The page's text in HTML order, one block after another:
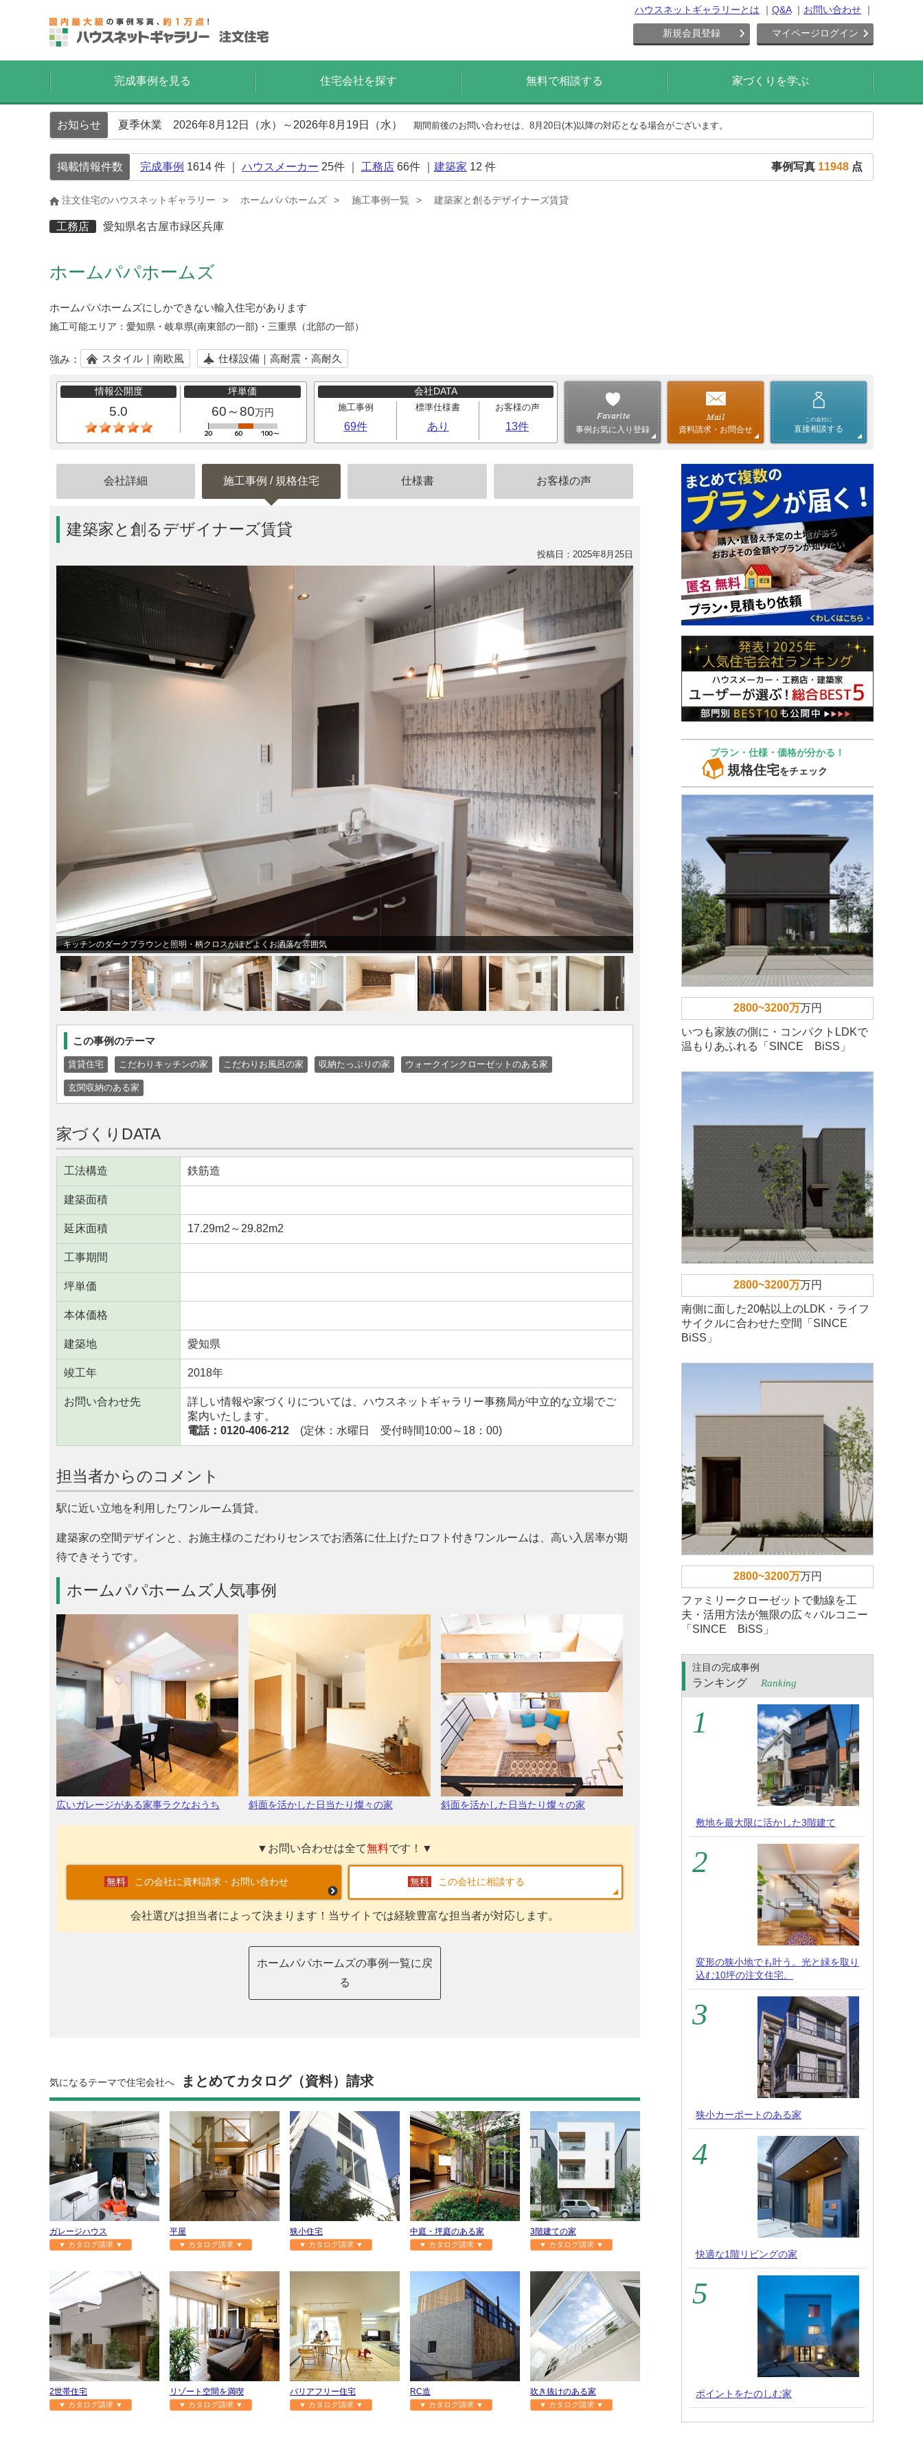
ハウスネットギャラリーとは Q&A お問い合わせ
新規会員登録 マイページログイン
完成事例を見る 住宅会社を探す 無料で相談する 家づくりを学ぶ
お知らせ 夏季休業 2026年8月12日（水）～2026年8月19日（水） 期間前後のお問い合わせは、8月20日(木)以降の対応となる場合がございます。
掲載情報件数 完成事例 1614 件 ｜ ハウスメーカー 25件 ｜ 工務店 66件 ｜ 建築家 12 件 事例写真 11948 点
注文住宅のハウスネットギャラリー ホームパパホームズ 施工事例一覧 建築家と創るデザイナーズ賃貸
工務店 愛知県名古屋市緑区兵庫
ホームパパホームズ
ホームパパホームズにしかできない輸入住宅があります
施工可能エリア： 愛知県・岐阜県(南東部の一部)・三重県（北部の一部）
強み： スタイル｜南欧風 仕様設備｜高耐震・高耐久
情報公開度
5.0
坪単価
60～80万円
会社DATA
施工事例
69件
標準仕様書
あり
お客様の声
13件 事例お気に入り登録 資料請求・お問合せ
この会社に
直接相談する
会社詳細 施工事例 / 規格住宅 仕様書 お客様の声
建築家と創るデザイナーズ賃貸
投稿日：2025年8月25日
キッチンのダークブラウンと照明・柄クロスがほどよくお洒落な雰囲気
この事例のテーマ
賃貸住宅 こだわりキッチンの家 こだわりお風呂の家 収納たっぷりの家 ウォークインクローゼットのある家
玄関収納のある家
家づくりDATA
工法構造 鉄筋造
建築面積
延床面積 17.29m2 ～29.82m2
工事期間
坪単価
本体価格
建築地 愛知県
竣工年 2018年
お問い合わせ先
詳しい情報や家づくりについては、ハウスネットギャラリー事務局が中立的な立場でご
案内いたします。
電話：0120-406-212 (定休：水曜日 受付時間10:00～18：00)
担当者からのコメント
駅に近い立地を利用したワンルーム賃貸。
建築家の空間デザインと、お施主様のこだわりセンスでお洒落に仕上げたロフト付きワンルームは、高い入居率が期
待できそうです。
ホームパパホームズ人気事例
広いガレージがある家事ラクなおうち 斜面を活かした日当たり燦々の家 斜面を活かした日当たり燦々の家
▼お問い合わせは全て無料です！▼
この会社に資料請求・お問い合わせ この会社に相談する
会社選びは担当者によって決まります！当サイトでは経験豊富な担当者が対応します。
ホームパパホームズの事例一覧に戻
る
気になるテーマで住宅会社へ まとめてカタログ（資料）請求
ガレージハウス
▼ カタログ請求 ▼
平屋
▼ カタログ請求 ▼
狭小住宅
▼ カタログ請求 ▼
中庭・坪庭のある家
▼ カタログ請求 ▼
3階建ての家
▼ カタログ請求 ▼
2世帯住宅
▼ カタログ請求 ▼
リゾート空間を満喫
▼ カタログ請求 ▼
バリアフリー住宅
▼ カタログ請求 ▼
RC造
▼ カタログ請求 ▼
吹き抜けのある家
▼ カタログ請求 ▼
プラン・仕様・価格が分かる！
規格住宅をチェック
2800~3200万万円
いつも家族の側に・コンパクトLDKで
温もりあふれる「SINCE BiSS」
2800~3200万万円
南側に面した20帖以上のLDK・ライフ
サイクルに合わせた空間「SINCE
BiSS」
2800~3200万万円
ファミリークローゼットで動線を工
夫・活用方法が無限の広々バルコニー
「SINCE BiSS」
注目の完成事例
ランキング Ranking
敷地を最大限に活かした3階建て
変形の狭小地でも叶う。光と緑を取り
込む10坪の注文住宅。
狭小カーポートのある家
快適な1階リビングの家
ポイントをたのしむ家